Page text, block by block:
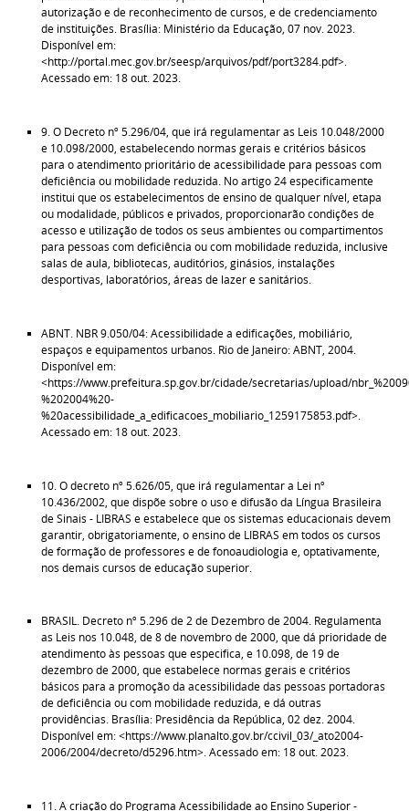
autorização e de reconhecimento de cursos, e de credenciamento
de instituições. Brasília: Ministério da Educação, 07 nov. 2023.
Disponível em:
<http://portal.mec.gov.br/seesp/arquivos/pdf/port3284.pdf>.
Acessado em: 18 out. 2023.
9. O Decreto nº 5.296/04, que irá regulamentar as Leis 10.048/2000
e 10.098/2000, estabelecendo normas gerais e critérios básicos
para o atendimento prioritário de acessibilidade para pessoas com
deficiência ou mobilidade reduzida. No artigo 24 especificamente
institui que os estabelecimentos de ensino de qualquer nível, etapa
ou modalidade, públicos e privados, proporcionarão condições de
acesso e utilização de todos os seus ambientes ou compartimentos
para pessoas com deficiência ou com mobilidade reduzida, inclusive
salas de aula, bibliotecas, auditórios, ginásios, instalações
desportivas, laboratórios, áreas de lazer e sanitários.
ABNT. NBR 9.050/04: Acessibilidade a edificações, mobiliário,
espaços e equipamentos urbanos. Rio de Janeiro: ABNT, 2004.
Disponível em:
<https://www.prefeitura.sp.gov.br/cidade/secretarias/upload/
%202004%20-
%20acessibilidade_a_edificacoes_mobiliario_1259175853.pdf>.
Acessado em: 18 out. 2023.
10. O decreto nº 5.626/05, que irá regulamentar a Lei nº
10.436/2002, que dispõe sobre o uso e difusão da Língua Brasileira
de Sinais - LIBRAS e estabelece que os sistemas educacionais devem
garantir, obrigatoriamente, o ensino de LIBRAS em todos os cursos
de formação de professores e de fonoaudiologia e, optativamente,
nos demais cursos de educação superior.
BRASIL. Decreto nº 5.296 de 2 de Dezembro de 2004. Regulamenta
as Leis nos 10.048, de 8 de novembro de 2000, que dá prioridade de
atendimento às pessoas que especifica, e 10.098, de 19 de
dezembro de 2000, que estabelece normas gerais e critérios
básicos para a promoção da acessibilidade das pessoas portadoras
de deficiência ou com mobilidade reduzida, e dá outras
providências. Brasília: Presidência da República, 02 dez. 2004.
Disponível em: <https://www.planalto.gov.br/ccivil_03/_ato2004-
2006/2004/decreto/d5296.htm>. Acessado em: 18 out. 2023.
11. A criação do Programa Acessibilidade ao Ensino Superior -